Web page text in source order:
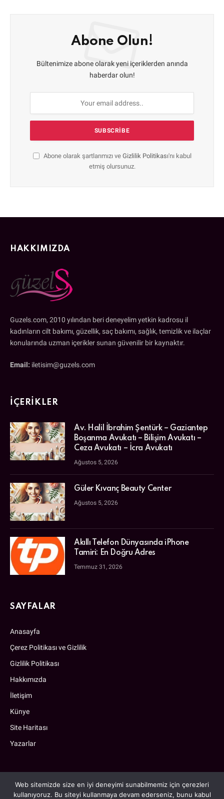
Abone Olun!
Bültenimize abone olarak yeni içeriklerden anında
haberdar olun!
Abone olarak şartlarımızı ve Gizlilik Politikası'nı kabul
etmiş olursunuz.
HAKKIMIZDA
Guzels.com, 2010 yılından beri deneyelim yetkin kadrosu il
kadınların cilt bakımı, güzellik, saç bakımı, sağlık, temizlik ve ilaçlar
konularında uzman içerikler sunan güvenilir bir kaynaktır.
Email: iletisim@guzels.com
İÇERIKLER
Av. Halil İbrahim Şentürk – Gaziantep
Boşanma Avukatı – Bilişim Avukatı –
Ceza Avukatı – İcra Avukatı
Ağustos 5, 2026
Güler Kıvanç Beauty Center
Ağustos 5, 2026
Akıllı Telefon Dünyasında iPhone
Tamiri: En Doğru Adres
Temmuz 31, 2026
SAYFALAR
Anasayfa
Çerez Politikası ve Gizlilik
Gizlilik Politikası
Hakkımızda
İletişim
Künye
Site Haritası
Yazarlar
Web sitemizde size en iyi deneyimi sunabilmemiz için çerezleri
kullanıyoruz. Bu siteyi kullanmaya devam ederseniz, bunu kabul